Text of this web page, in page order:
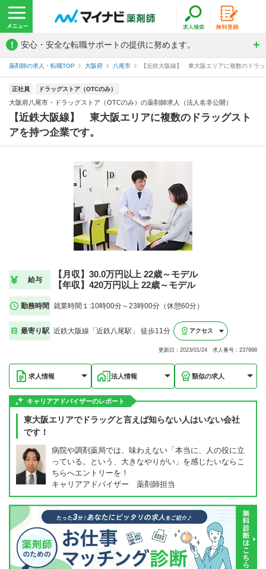
! 安心・安全な転職サポートの提供に努めます。
薬剤師の求人・転職TOP 大阪府 八尾市 【近鉄大阪線】 東大阪エリアに複数のドラ
正社員 ドラッグストア（OTCのみ）
大阪府八尾市・ドラッグストア（OTCのみ）の薬剤師求人（法人名非公開）
【近鉄大阪線】 東大阪エリアに複数のドラッグスト
アを持つ企業です。
給与
【月収】30.0万円以上 22歳～モデル
【年収】420万円以上 22歳～モデル
勤務時間 就業時間１:10時00分～23時00分（休憩60分）
最寄り駅 近鉄大阪線「近鉄八尾駅」 徒歩11分 アクセス
更新日：2023/01/24 求人番号：237998
求人情報 法人情報 類似の求人
キャリアアドバイザーのレポート
東大阪エリアでドラッグと言えば知らない人はいない会社
です！
病院や調剤薬局では、味わえない「本当に、人の役に立
っている。という、大きなやりがい」を感じたいならこ
ちらへエントリーを！
キャリアアドバイザー 薬剤師担当